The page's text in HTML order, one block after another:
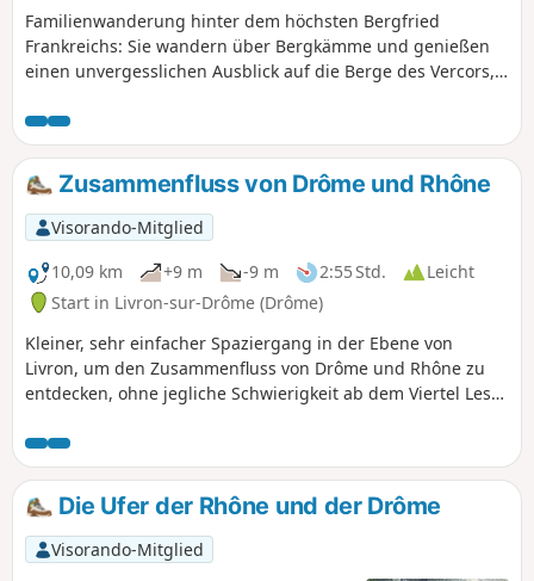
Familienwanderung hinter dem höchsten Bergfried
Frankreichs: Sie wandern über Bergkämme und genießen
einen unvergesslichen Ausblick auf die Berge des Vercors,
Zusammenfluss von Drôme und Rhône
Visorando-Mitglied
10,09 km
+9 m -9 m 2:55 Std.
Leicht
Start in Livron-sur-Drôme (Drôme)
Kleiner, sehr einfacher Spaziergang in der Ebene von
Livron, um den Zusammenfluss von Drôme und Rhône zu
entdecken, ohne jegliche Schwierigkeit ab dem Viertel Les
einer kleinen asphaltierten Straße, ohne
Höhenunterschiede, Wanderstöcke sind nicht erforderlich.
Die Ufer der Rhône und der Drôme
Visorando-Mitglied